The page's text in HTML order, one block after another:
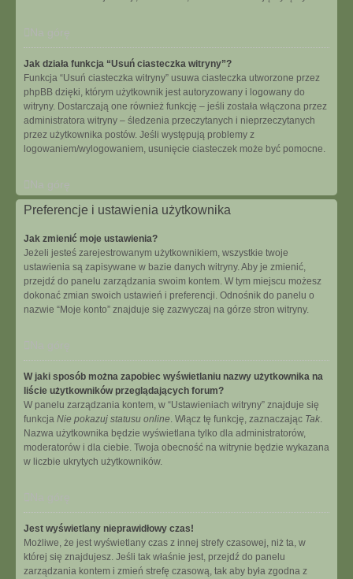
Na górę
Jak działa funkcja “Usuń ciasteczka witryny”?
Funkcja “Usuń ciasteczka witryny” usuwa ciasteczka utworzone przez
phpBB dzięki, którym użytkownik jest autoryzowany i logowany do
witryny. Dostarczają one również funkcję – jeśli została włączona przez
administratora witryny – śledzenia przeczytanych i nieprzeczytanych
przez użytkownika postów. Jeśli występują problemy z
logowaniem/wylogowaniem, usunięcie ciasteczek może być pomocne.
Na górę
Preferencje i ustawienia użytkownika
Jak zmienić moje ustawienia?
Jeżeli jesteś zarejestrowanym użytkownikiem, wszystkie twoje
ustawienia są zapisywane w bazie danych witryny. Aby je zmienić,
przejdź do panelu zarządzania swoim kontem. W tym miejscu możesz
dokonać zmian swoich ustawień i preferencji. Odnośnik do panelu o
nazwie “Moje konto” znajduje się zazwyczaj na górze stron witryny.
W jaki sposób można zapobiec wyświetlaniu nazwy użytkownika na
liście użytkowników przeglądających forum?
W panelu zarządzania kontem, w “Ustawieniach witryny” znajduje się
funkcja Nie pokazuj statusu online. Włącz tę funkcję, zaznaczając Tak.
Nazwa użytkownika będzie wyświetlana tylko dla administratorów,
moderatorów i dla ciebie. Twoja obecność na witrynie będzie wykazana
w liczbie ukrytych użytkowników.
Jest wyświetlany nieprawidłowy czas!
Możliwe, że jest wyświetlany czas z innej strefy czasowej, niż ta, w
której się znajdujesz. Jeśli tak właśnie jest, przejdź do panelu
zarządzania kontem i zmień strefę czasową, tak aby była zgodna z